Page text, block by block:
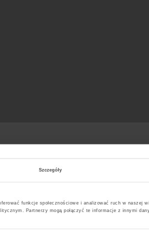
Szczegóły
funkcje społecznościowe i analizować ruch w naszej
Partnerzy mogą połączyć te informacje z innymi